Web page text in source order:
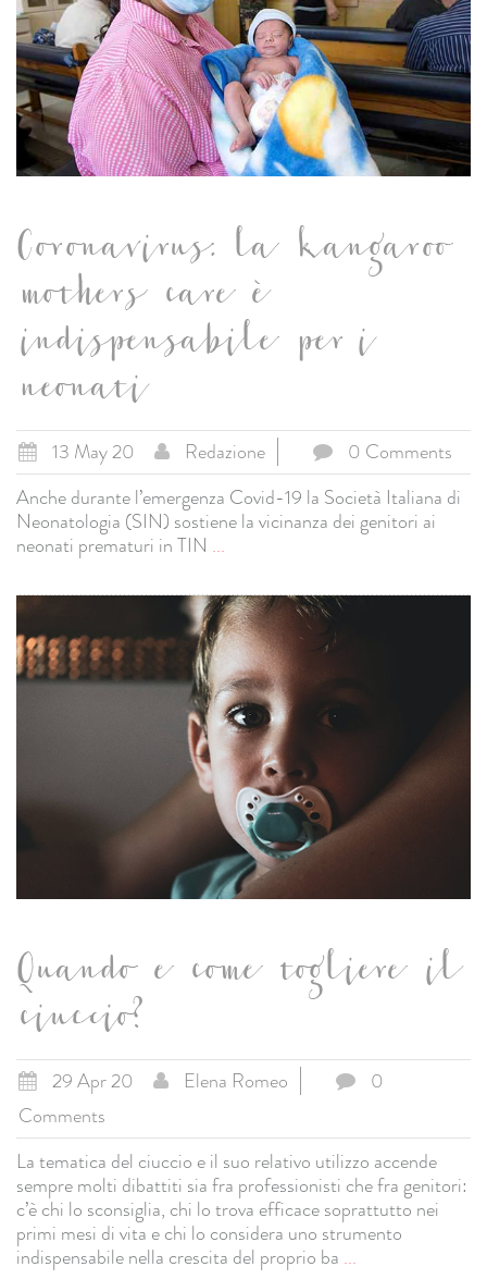
Coronavirus: la kangaroo
mothers care è
indispensabile per i
neonati
13 May 20 Redazione
0 Comments
Anche durante l’emergenza Covid-19 la Società Italiana di
Neonatologia (SIN) sostiene la vicinanza dei genitori ai
neonati prematuri in TIN ...
Quando e come togliere il
ciuccio?
29 Apr 20 Elena Romeo
0
Comments
La tematica del ciuccio e il suo relativo utilizzo accende
sempre molti dibattiti sia fra professionisti che fra genitori:
c’è chi lo sconsiglia, chi lo trova efficace soprattutto nei
primi mesi di vita e chi lo considera uno strumento
indispensabile nella crescita del proprio ba ...